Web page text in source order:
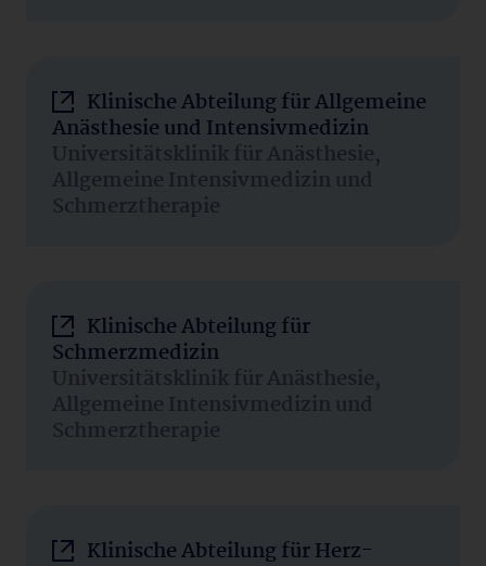
Klinische Abteilung für Allgemeine
Anästhesie und Intensivmedizin
Universitätsklinik für Anästhesie,
Allgemeine Intensivmedizin und
Schmerztherapie
Klinische Abteilung für
Schmerzmedizin
Universitätsklinik für Anästhesie,
Allgemeine Intensivmedizin und
Schmerztherapie
Klinische Abteilung für Herz-